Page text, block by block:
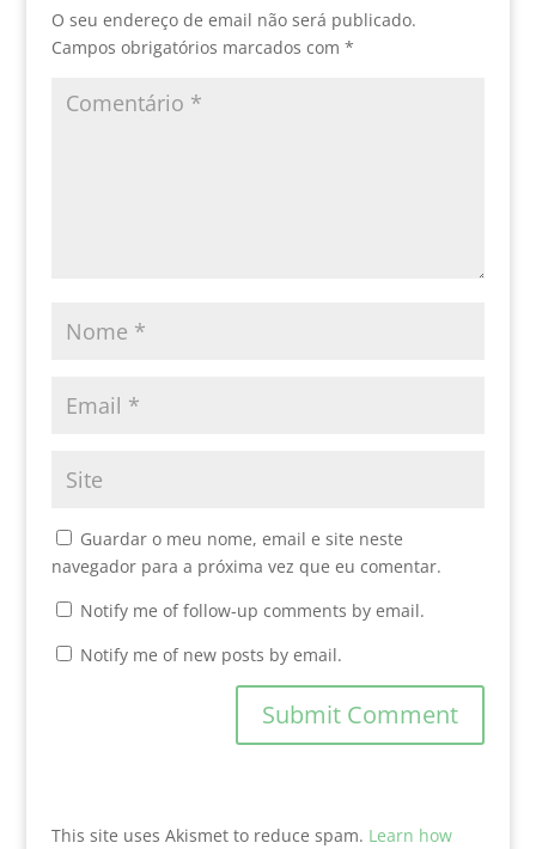
O seu endereço de email não será publicado.
Campos obrigatórios marcados com *
Guardar o meu nome, email e site neste
navegador para a próxima vez que eu comentar.
Notify me of follow-up comments by email.
Notify me of new posts by email.
This site uses Akismet to reduce spam. Learn how